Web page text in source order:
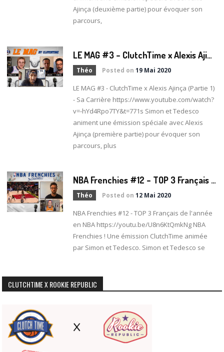
Ajinça (deuxième partie) pour évoquer son
parcours,
L
E MAG #3 – ClutchTime x Alexis Ajinça (Partie 1) – Sa Carrière
Théo Posted on19 Mai 2020
LE MAG #3 - ClutchTime x Alexis Ajinça (Partie 1)
- Sa Carrière https://www.youtube.com/watch?
v=-hYd4Rpo7TY&t=771s Simon et Tedesco
animent une émission spéciale avec Alexis
Ajinça (première partie) pour évoquer son
parcours, plus
N
BA Frenchies #12 – TOP 3 Français de l’année en NBA
Théo Posted on12 Mai 2020
NBA Frenchies #12 - TOP 3 Français de l'année
en NBA https://youtu.be/U8n6KtQmkNg NBA
Frenchies ! Une émission ClutchTime animée
par Simon et Tedesco. Simon et Tedesco se
CLUTCHTIME X ROOKIE REPUBLIC